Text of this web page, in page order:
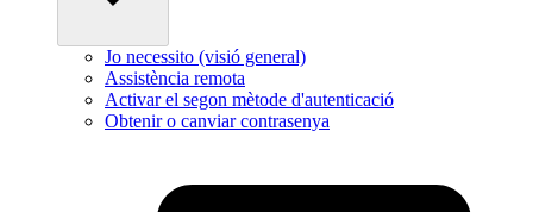
Jo necessito (visió general)
Assistència remota
Activar el segon mètode d'autenticació
Obtenir o canviar contrasenya